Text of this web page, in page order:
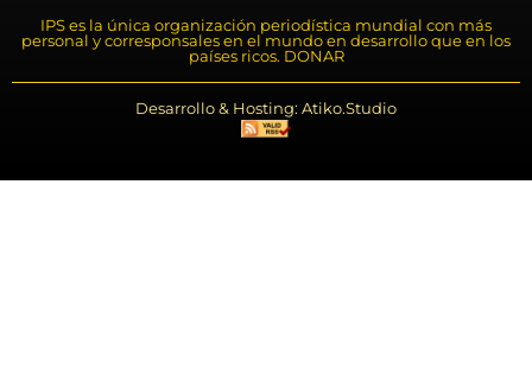
IPS es la única organización periodística mundial con más
personal y corresponsales en el mundo en desarrollo que en los
países ricos. DONAR
Desarrollo & Hosting: Atiko.Studio